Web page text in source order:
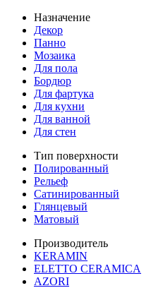
Назначение
Декор
Панно
Мозаика
Для пола
Бордюр
Для фартука
Для кухни
Для ванной
Для стен
Тип поверхности
Полированный
Рельеф
Сатинированный
Глянцевый
Матовый
Производитель
KERAMIN
ELETTO CERAMICA
AZORI